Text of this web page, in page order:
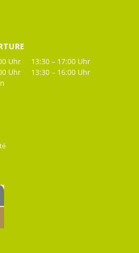
Uhr
13:30 – 17:00 Uhr
Uhr
13:30 – 16:00 Uhr